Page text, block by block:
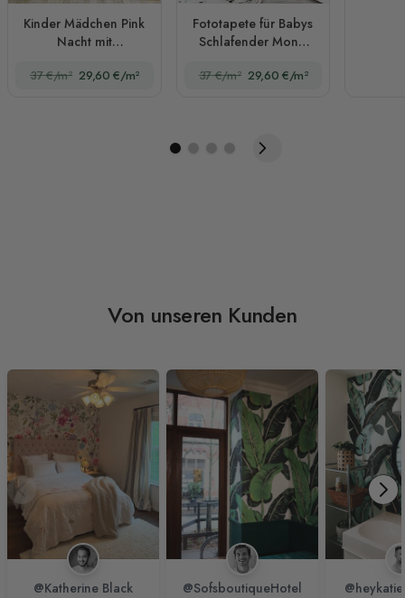
Kinder Mädchen Pink
Nacht mit
Fototapete
37 €/m² 29,60 €/m²
Fototapete für Babys
Schlafender Mond
37 €/m² 29,60 €/m²
Von unseren Kunden
@Katherine Black @SofsboutiqueHotel